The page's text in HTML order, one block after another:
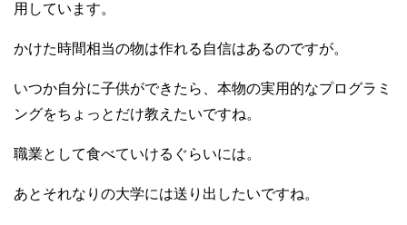
用しています。
かけた時間相当の物は作れる自信はあるのですが。
いつか自分に子供ができたら、本物の実用的なプログラミ
ングをちょっとだけ教えたいですね。
職業として食べていけるぐらいには。
あとそれなりの大学には送り出したいですね。